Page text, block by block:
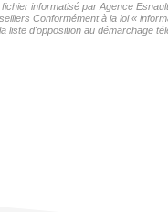
informatisé par Agence
Conformément à la loi «
d'opposition au démarchage